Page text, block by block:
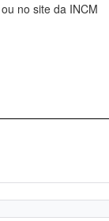
ou no site da INCM